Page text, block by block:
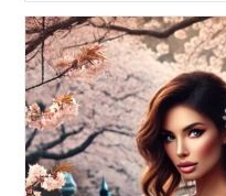
Sind,
Wie
Wenn
Du
Gift
Trinkst
Und
Hoffst,
Dass
Der